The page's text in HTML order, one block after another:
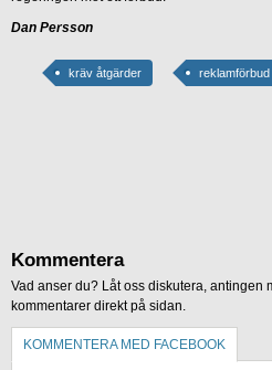
Dan Persson
kräv åtgärder reklamförbud
Kommentera
Vad anser du? Låt oss diskutera, antingen
kommentarer direkt på sidan.
KOMMENTERA MED FACEBOOK